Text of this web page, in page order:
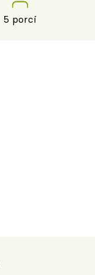
5 porcí